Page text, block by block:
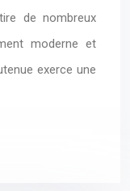
de nombreux
moderne et
exerce une